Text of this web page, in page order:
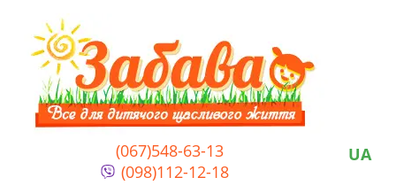
(067)548-63-13
(098)112-12-18
UA